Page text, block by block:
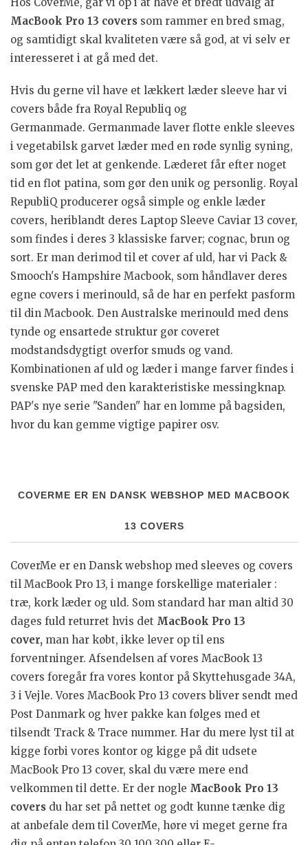
MacBook Pro 13 covers som rammer en bred smag,
og samtidigt skal kvaliteten være så god, at vi selv er
interesseret i at gå med det.
Hvis du gerne vil have et lækkert læder sleeve har vi
covers både fra Royal Republiq og
Germanmade. Germanmade laver flotte enkle sleeves
i vegetabilsk garvet læder med en røde synlig syning,
som gør det let at genkende. Læderet får efter noget
tid en flot patina, som gør den unik og personlig. Royal
RepubliQ producerer også simple og enkle læder
covers, heriblandt deres Laptop Sleeve Caviar 13 cover,
som findes i deres 3 klassiske farver; cognac, brun og
sort. Er man derimod til et cover af uld, har vi Pack &
Smooch's Hampshire Macbook, som håndlaver deres
egne covers i merinould, så de har en perfekt pasform
til din Macbook. Den Australske merinould med dens
tynde og ensartede struktur gør coveret
modstandsdygtigt overfor smuds og vand.
Kombinationen af uld og læder i mange farver findes i
svenske PAP med den karakteristiske messingknap.
PAP's nye serie "Sanden" har en lomme på bagsiden,
hvor du kan gemme vigtige papirer osv.
COVERME ER EN DANSK WEBSHOP MED MACBOOK
13 COVERS
CoverMe er en Dansk webshop med sleeves og covers
til MacBook Pro 13, i mange forskellige materialer :
træ, kork læder og uld. Som standard har man altid 30
dages fuld returret hvis det MacBook Pro 13
cover, man har købt, ikke lever op til ens
forventninger. Afsendelsen af vores MacBook 13
covers foregår fra vores kontor på Skyttehusgade 34A,
3 i Vejle. Vores MacBook Pro 13 covers bliver sendt med
Post Danmark og hver pakke kan følges med et
tilsendt Track & Trace nummer. Har du mere lyst til at
kigge forbi vores kontor og kigge på dit udsete
MacBook Pro 13 cover, skal du være mere end
velkommen til dette. Er der nogle MacBook Pro 13
covers du har set på nettet og godt kunne tænke dig
at anbefale dem til CoverMe, høre vi meget gerne fra